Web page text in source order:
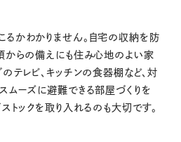
かわかりません。自宅の収納を防
からの備えにも住み心地のよい家
のテレビ、キッチンの食器棚など、対
ムーズに避難できる部屋づくりを
トックを取り入れるのも大切です。